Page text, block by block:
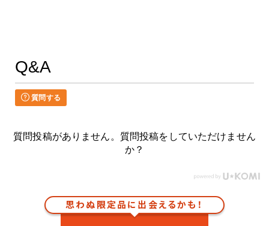
Q&A
質問する
質問投稿がありません。質問投稿をしていただけません
か？
思わぬ限定品に出会えるかも！